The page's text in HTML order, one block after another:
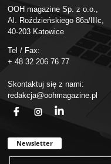
OOH magazine Sp. z o.o.,
Al. Roździeńskiego 86a/IIIc,
40-203 Katowice
Tel / Fax:
+ 48 32 206 76 77
Skontaktuj się z nami:
redakcja@oohmagazine.pl
Newsletter